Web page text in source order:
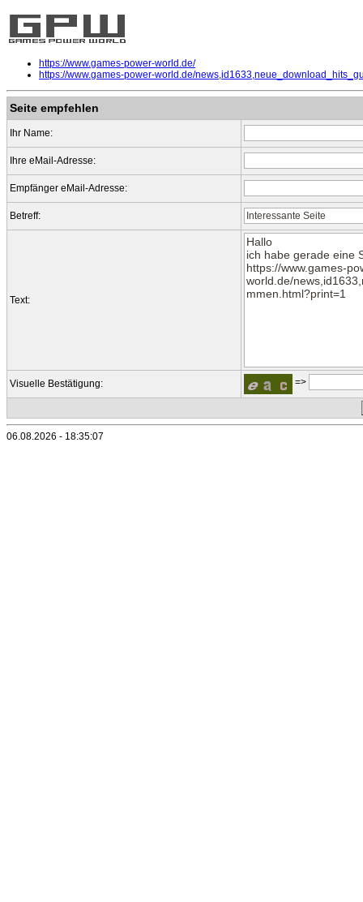
https://www.games-power-world.de/
https://www.games-power-world.de/
Seite empfehlen
Ihr Name:
Ihre eMail-Adresse:
Empfänger eMail-Adresse:
Betreff:
Text:
Visuelle Bestätigung: =>
06.08.2026 - 18:35:07